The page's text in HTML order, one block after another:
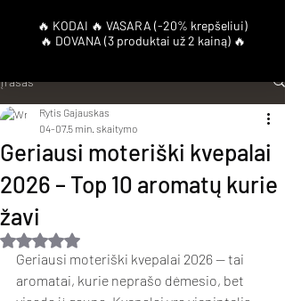
Įrašas
Geriausi moteriški kvepalai
2026 – Top 10 aromatų kurie
žavi
Rytis Gajauskas
04-075 min. skaitymo
Įvertinta NaN iš 5 žvaigždučių.
Geriausi moteriški kvepalai 2026 — tai
aromatai, kurie neprašo dėmesio, bet